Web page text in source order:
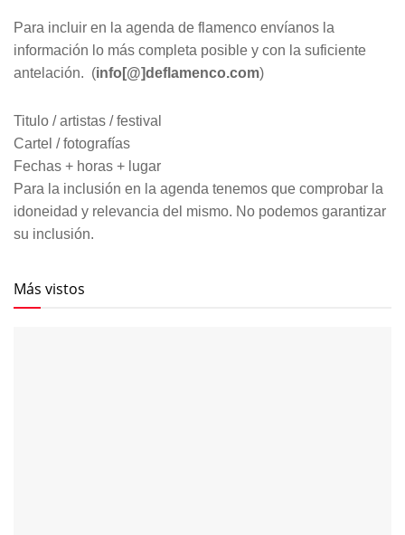
Para incluir en la agenda de flamenco envíanos la
información lo más completa posible y con la suficiente
antelación. (info[@]deflamenco.com)
Titulo / artistas / festival
Cartel / fotografías
Fechas + horas + lugar
Para la inclusión en la agenda tenemos que comprobar la
idoneidad y relevancia del mismo. No podemos garantizar
su inclusión.
Más vistos